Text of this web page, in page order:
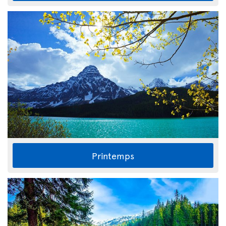
Printemps